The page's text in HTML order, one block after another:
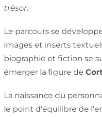
trésor.
Le parcours se
images et inserts
biographie et fiction se
émerger la figure de
La naissance du
le point d’équilibre de